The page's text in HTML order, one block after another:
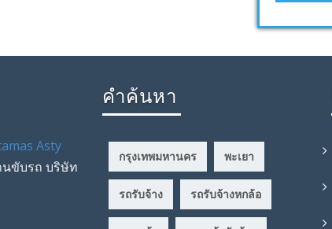
Asty
ขับรถ บริษัท
คำค้นหา
กรุงเทพมหานคร พะเยา
รถรับจ้าง รถรับจ้างหกล้อ